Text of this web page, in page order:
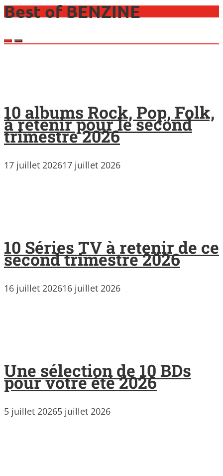
Best of BENZINE
10 albums Rock, Pop, Folk,
à retenir pour le second
trimestre 2026
17 juillet 202617 juillet 2026
10 Séries TV à retenir de ce
second trimestre 2026
16 juillet 202616 juillet 2026
Une sélection de 10 BDs
pour votre été 2026
5 juillet 20265 juillet 2026